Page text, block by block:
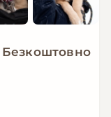
Безкоштовно